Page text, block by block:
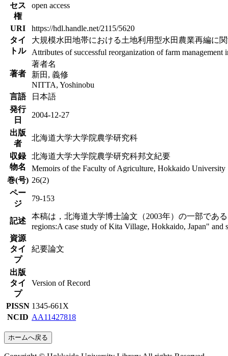
セス
権
open access
URI
https://hdl.handle.net/2115/5620
タイ
トル
大規模水田地帯における土地利用型水田農業再編に
Attributes of successful reorganization of farm
著者
著者名
新田, 義修
NITTA, Yoshinobu
言語
日本語
発行
日
2004-12-27
出版
者
北海道大学大学院農学研究科
収録
物名
北海道大学大学院農学研究科邦文紀要
Memoirs of the Faculty of Agriculture, Hokkaido University
巻(号) 26(2)
ペー
ジ
79-153
記述
本稿は，北海道大学博士論文（2003年）の一部である。
regions:A case study of Kita Village, Hokkaido, Japan"
資源
タイ
プ
紀要論文
出版
タイ
プ
Version of Record
PISSN 1345-661X
NCID AA11427818
ホームへ戻る